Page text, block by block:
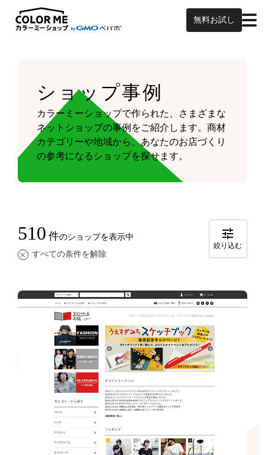
無料お試し
ショップ事例
カラーミーショップで作られた、さまざまな
ネットショップの事例をご紹介します。商材
カテゴリーや地域から、あなたのお店づくり
の参考になるショップを探せます。
510 件のショップを表示中
すべての条件を解除
絞り込む